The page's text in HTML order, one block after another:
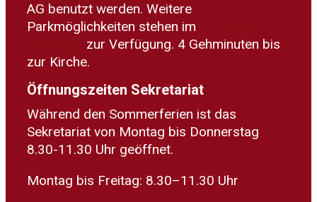
AG benutzt werden. Weitere
Parkmöglichkeiten stehen im
zur Verfügung. 4 Gehminuten bis
zur Kirche.
Öffnungszeiten Sekretariat
Während den Sommerferien ist das
Sekretariat von Montag bis Donnerstag
8.30-11.30 Uhr geöffnet.
Montag bis Freitag: 8.30–11.30 Uhr